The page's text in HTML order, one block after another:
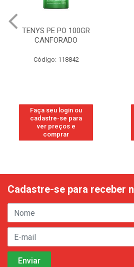
TENYS PE PO 100GR
CANFORADO
Código: 118842
Faça seu login ou
cadastre-se para
ver preços e
comprar
Cadastre-se para receber